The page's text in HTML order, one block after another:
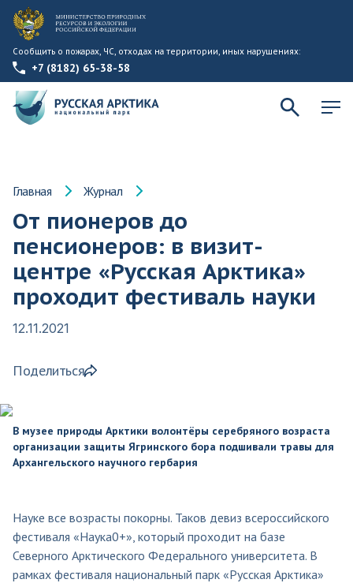
Сообщить о пожарах, ЧС, отходах на территории, иных нарушениях:
+7 (8182) 65-38-58
Главная Журнал
От пионеров до
пенсионеров: в визит-
центре «Русская Арктика»
проходит фестиваль науки
12.11.2021
Поделиться
В музее природы Арктики волонтёры серебряного возраста
организации защиты Ягринского бора подшивали травы для
Архангельского научного гербария
Науке все возрасты покорны. Таков девиз всероссийского
фестиваля «Наука0+», который проходит на базе
Северного Арктического Федерального университета. В
рамках фестиваля национальный парк «Русская Арктика»